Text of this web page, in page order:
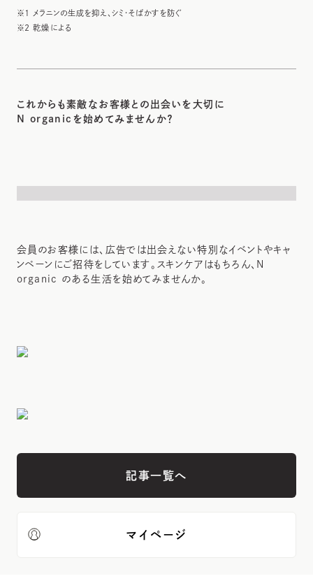
※1 メラニンの生成を抑え、シミ・そばかすを防ぐ
※2 乾燥による
これからも素敵なお客様との出会いを大切に
N organicを始めてみませんか？
会員のお客様には、広告では出会えない特別なイベントやキャ
ンペーンにご招待をしています。スキンケアはもちろん、N
organic のある生活を始めてみませんか。
記事一覧へ
マイページ